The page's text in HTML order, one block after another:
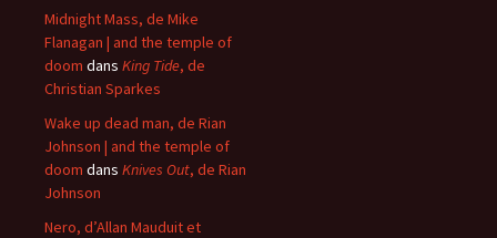
Midnight Mass, de Mike
Flanagan | and the temple of
doom dans King Tide, de
Christian Sparkes
Wake up dead man, de Rian
Johnson | and the temple of
doom dans Knives Out, de Rian
Johnson
Nero, d’Allan Mauduit et